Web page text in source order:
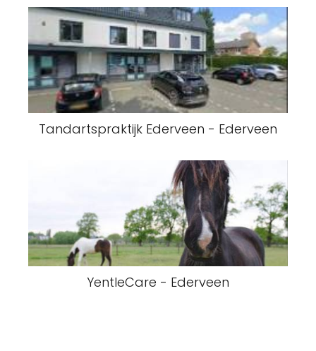
Tandartspraktijk Ederveen - Ederveen
YentleCare - Ederveen